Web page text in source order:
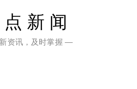
新闻
资讯，及时掌握 —